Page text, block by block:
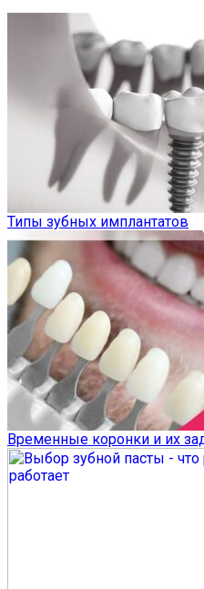
Типы зубных имплантатов
Временные коронки и их